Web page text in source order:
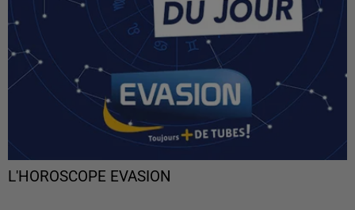
L'HOROSCOPE EVASION